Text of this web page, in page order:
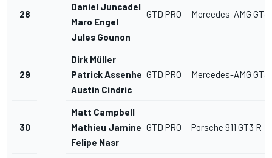
28
Daniel Juncadella
Maro Engel
Jules Gounon
GTD PRO Mercedes-AMG GT3
29
Dirk Müller
Patrick Assenheimer
Austin Cindric
GTD PRO Mercedes-AMG GT3
30
Matt Campbell
Mathieu Jaminet
Felipe Nasr
GTD PRO Porsche 911 GT3 R